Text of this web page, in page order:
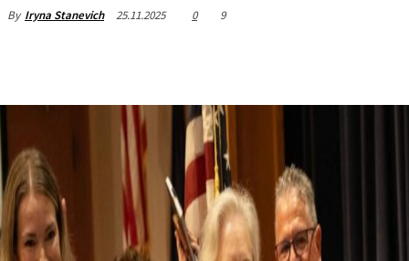
By Iryna Stanevich 25.11.2025 0 9